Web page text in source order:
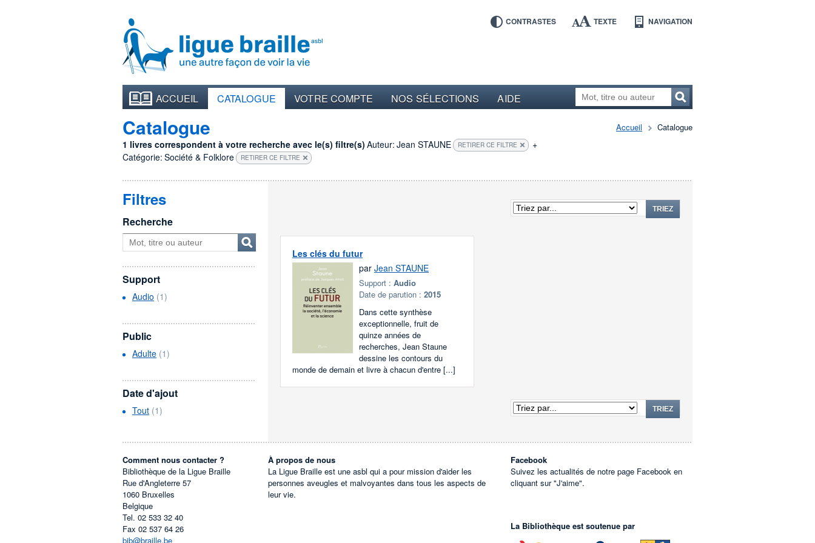
CONTRASTES TEXTE NAVIGATION
ACCUEIL CATALOGUE VOTRE COMPTE NOS SÉLECTIONS AIDE
Accueil Catalogue
Catalogue
1 livres correspondent à votre recherche avec le(s) filtre(s) Auteur: Jean STAUNE RETIRER CE FILTRE
+
Catégorie: Société & Folklore RETIRER CE FILTRE
TRIEZ
Les clés du futur
parJean STAUNE
Support :Audio
Date de parution :2015
Dans cette synthèse
exceptionnelle, fruit de
quinze années de
recherches, Jean Staune
dessine les contours du
monde de demain et livre à chacun d'entre [...]
TRIEZ
Filtres
Recherche
Support
Audio (1)
Public
Adulte (1)
Date d'ajout
Tout (1)
Comment nous contacter ?
Bibliothèque de la Ligue Braille
Rue d'Angleterre 57
1060 Bruxelles
Belgique
Tel. 02 533 32 40
Fax 02 537 64 26
bib@braille.be
À propos de nous
La Ligue Braille est une asbl qui a pour mission d'aider les
personnes aveugles et malvoyantes dans tous les aspects de
leur vie.
Facebook
Suivez les actualités de notre page Facebook en
cliquant sur "J'aime".
La Bibliothèque est soutenue par